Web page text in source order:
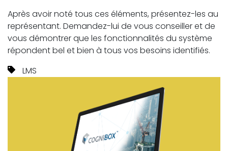
Après avoir noté tous ces éléments, présentez-les au
représentant. Demandez-lui de vous conseiller et de
vous démontrer que les fonctionnalités du système
répondent bel et bien à tous vos besoins identifiés.
LMS